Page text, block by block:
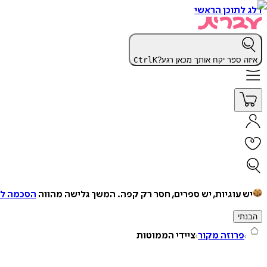
דלג לתוכן הראשי
איזה ספר יקח אותך מכאן רגע? CtrlK
יש עוגיות, יש ספרים, חסר רק קפה. המשך גלישה מהווה הסכמה
הבנתי
פרוזה מקור ציידי הממוטות